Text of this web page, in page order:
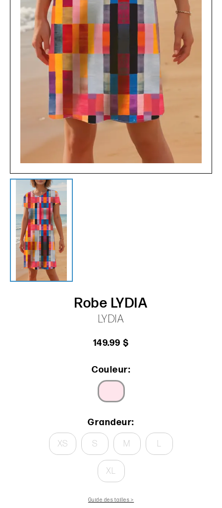
Robe LYDIA
LYDIA
149.99 $
Couleur:
Grandeur:
XS S M L
XL
Guide des tailles >